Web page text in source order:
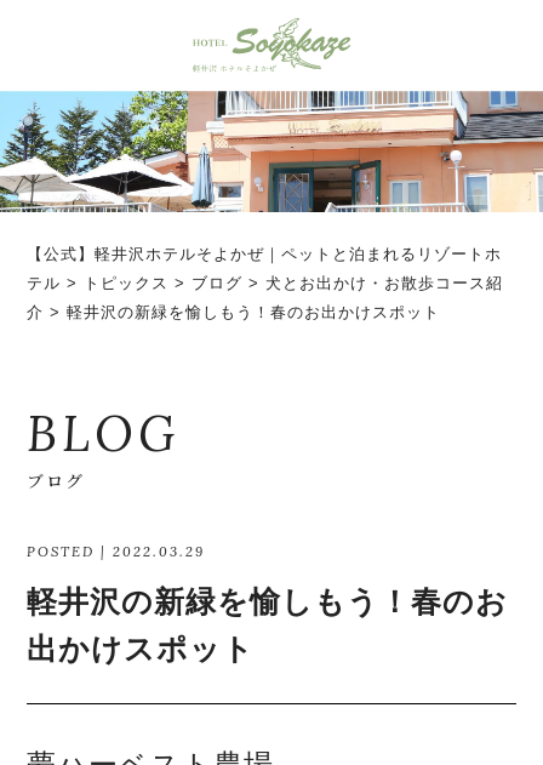
【公式】軽井沢ホテルそよかぜ｜ペットと泊まれるリゾートホ
テル > トピックス > ブログ >犬とお出かけ・お散歩コース紹
介 >軽井沢の新緑を愉しもう！春のお出かけスポット
BLOG
ブログ
POSTED | 2022.03.29
軽井沢の新緑を愉しもう！春のお
出かけスポット